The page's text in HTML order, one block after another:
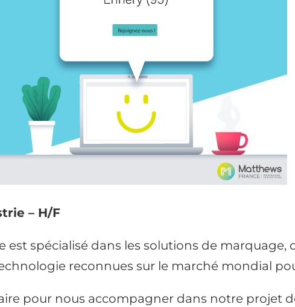
– H/F
est spécialisé dans les solutions de marquage,
reconnues sur le marché mondial
pour nous accompagner dans notre projet